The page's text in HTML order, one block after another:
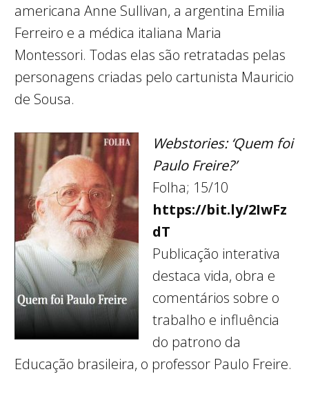
americana Anne Sullivan, a argentina Emilia
Ferreiro e a médica italiana Maria
Montessori. Todas elas são retratadas pelas
personagens criadas pelo cartunista Mauricio
de Sousa.
Webstories: ‘Quem foi
Paulo Freire?’
Folha; 15/10
https://bit.ly/2IwFz
dT
Publicação interativa
destaca vida, obra e
comentários sobre o
trabalho e influência
do patrono da
Educação brasileira, o professor Paulo Freire.